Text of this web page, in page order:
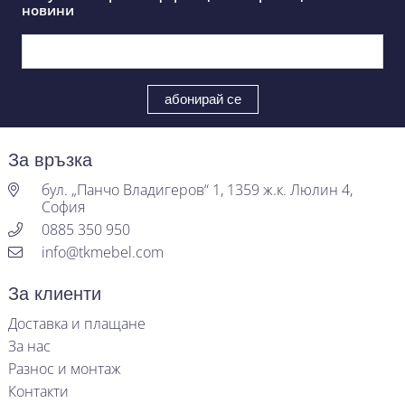
новини
За връзка
бул. „Панчо Владигеров“ 1, 1359 ж.к. Люлин 4,
София
0885 350 950
info@tkmebel.com
За клиенти
Доставка и плащане
За нас
Разнос и монтаж
Контакти